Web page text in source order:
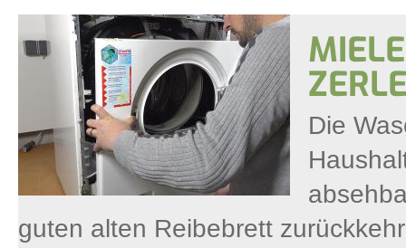
Die
guten alten Reibebrett